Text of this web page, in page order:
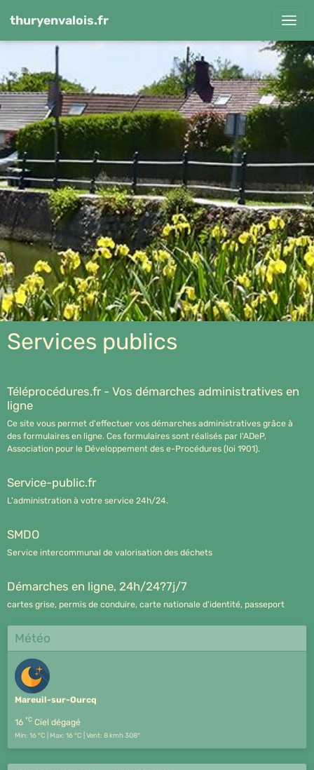
thuryenvalois.fr
Services publics
Téléprocédures.fr - Vos démarches administratives en
ligne
Ce site vous permet d'effectuer vos démarches administratives grâce à
des formulaires en ligne. Ces formulaires sont réalisés par l'ADeP,
Association pour le Développement des e-Procédures (loi 1901).
Service-public.fr
L'administration à votre service 24h/24.
SMDO
Service intercommunal de valorisation des déchets
Démarches en ligne, 24h/24?7j/7
cartes grise, permis de conduire, carte nationale d'identité, passeport
Météo
Mareuil-sur-Ourcq
16 °C Ciel dégagé
Min: 16 °C | Max: 16 °C | Vent: 8 kmh 308°